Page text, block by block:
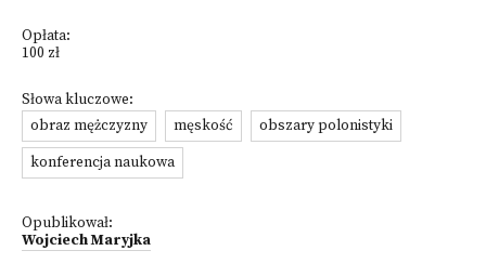
Opłata:
100 zł
Słowa kluczowe:
obraz mężczyzny
męskość
obszary polonistyki
konferencja naukowa
Opublikował:
Wojciech Maryjka